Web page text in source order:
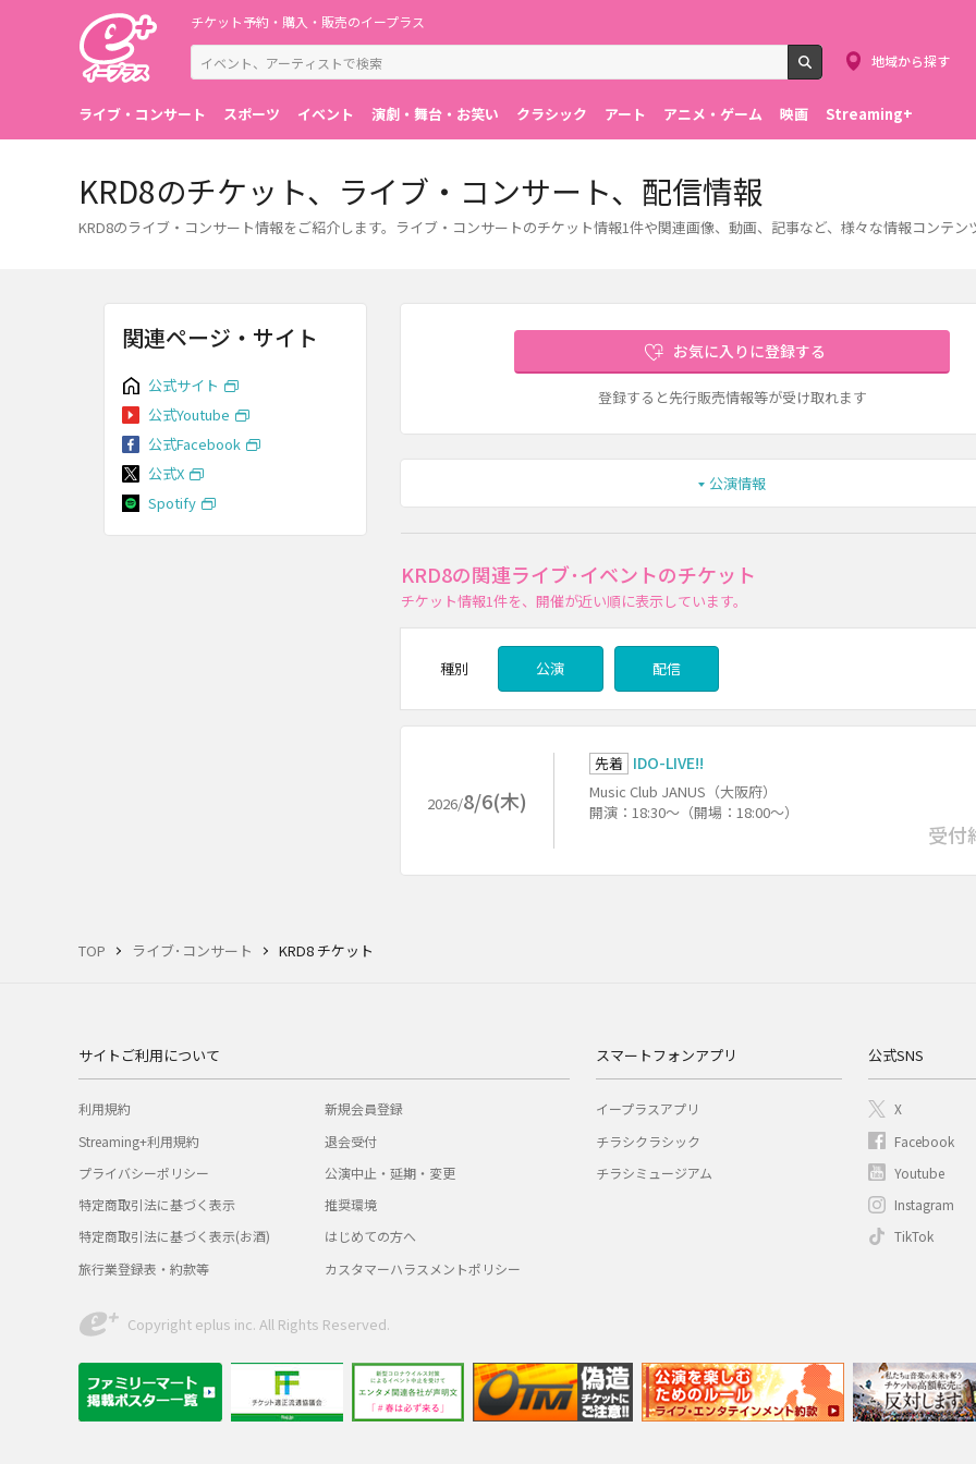
チケット予約・購入・販売のイープラス
検索
地域から探す
ライブ・コンサート スポーツ イベント 演劇・舞台・お笑い クラシック アート アニメ・ゲーム 映画 Streaming+
TOP ライブ･コンサート KRD8 チケット
KRD8のチケット、ライブ・コンサート、配信情報
KRD8のライブ・コンサート情報をご紹介します。ライブ・コンサートのチケット情報1件や関連画像、動画、記事など、様々な情報コンテン
お気に入りに登録する
登録すると先行販売情報等が受け取れます
公演情報
KRD8の関連ライブ･イベントのチケット
チケット情報1件を、開催が近い順に表示しています。
種別 公演 配信
2026/8/6(木)
先着 IDO-LIVE!!
Music Club JANUS（大阪府）
開演：18:30～（開場：18:00～）
受付
関連ページ・サイト
公式サイト
公式Youtube
公式Facebook
公式X
Spotify
サイトご利用について
利用規約
Streaming+利用規約
プライバシーポリシー
特定商取引法に基づく表示
特定商取引法に基づく表示(お酒)
旅行業登録表・約款等
新規会員登録
退会受付
公演中止・延期・変更
推奨環境
はじめての方へ
カスタマーハラスメントポリシー
スマートフォンアプリ
イープラスアプリ
チラシクラシック
チラシミュージアム
公式SNS
X
Facebook
Youtube
Instagram
TikTok
Copyright eplus inc. All Rights Reserved.